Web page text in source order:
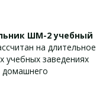
ШМ-2 учебный
на длительное
учебных заведениях
домашнего